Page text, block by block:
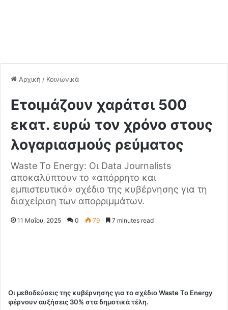
Αρχική / Κοινωνικά
Ετοιμάζουν χαράτσι 500
εκατ. ευρώ τον χρόνο στους
λογαριασμούς ρεύματος
Waste To Energy: Οι Data Journalists
αποκαλύπτουν το «απόρρητο και
εμπιστευτικό» σχέδιο της κυβέρνησης για τη
διαχείριση των απορριμμάτων.
11 Μαΐου, 2025 0 79 7 minutes read
Οι μεθοδεύσεις της κυβέρνησης για το σχέδιο Waste To Energy
φέρνουν αυξήσεις 30% στα δημοτικά τέλη.